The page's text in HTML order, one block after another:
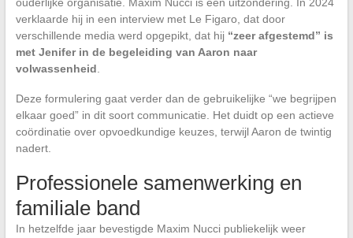
verklaarde hij in een interview met Le Figaro, dat door
verschillende media werd opgepikt, dat hij “zeer afgestemd” is
met Jenifer in de begeleiding van Aaron naar
volwassenheid
Deze formulering gaat verder dan de gebruikelijke “we begrijpen
elkaar goed” in dit soort communicatie. Het duidt op een actieve
coördinatie over opvoedkundige keuzes, terwijl Aaron de twintig
nadert.
Professionele samenwerking en
familiale band
In hetzelfde jaar bevestigde Maxim Nucci publiekelijk weer